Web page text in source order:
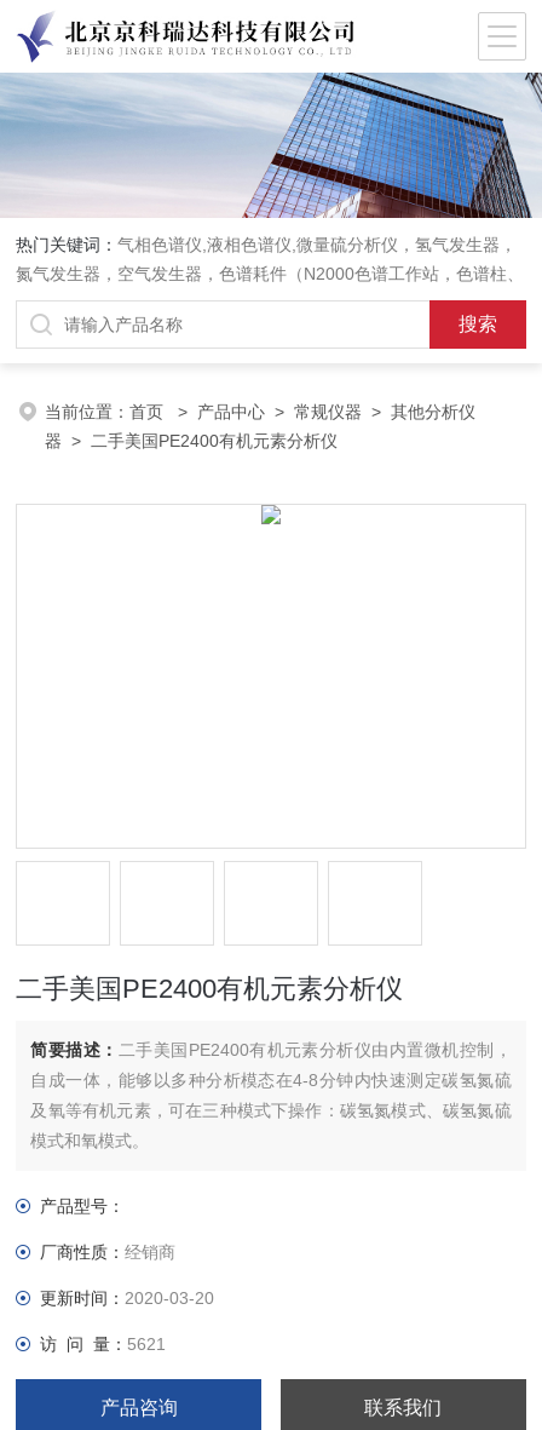
热门关键词：气相色谱仪,液相色谱仪,微量硫分析仪，氢气发生器，
氮气发生器，空气发生器，色谱耗件（N2000色谱工作站，色谱柱、
阀件、进样器、色谱担体），顶空进样器，热解析仪，紫外分光光度
计，原子吸收分光光度计，傅立叶红外光谱仪，分析天平等常规实验
当前位置：首页 > 产品中心 >常规仪器 >其他分析仪
器 > 二手美国PE2400有机元素分析仪
二手美国PE2400有机元素分析仪
简要描述： 二手美国PE2400有机元素分析仪由内置微机控制，
自成一体，能够以多种分析模态在4-8分钟内快速测定碳氢氮硫
及氧等有机元素，可在三种模式下操作：碳氢氮模式、碳氢氮硫
模式和氧模式。
产品型号：
厂商性质：经销商
更新时间： 2020-03-20
访 问 量： 5621
产品咨询 联系我们